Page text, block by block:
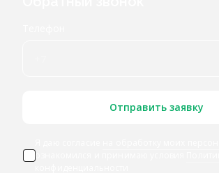
Отправить заявку
ознакомился и принимаю условия